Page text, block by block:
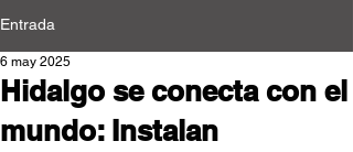
Entrada
Hidalgo se conecta con el
mundo: Instalan
6 may 2025